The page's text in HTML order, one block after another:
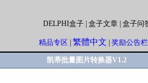
DELPHI盒子 盒子文章 盒子问
精品专区 繁體中文 奖励公告栏
凯蒂批量图片转换器V1.2